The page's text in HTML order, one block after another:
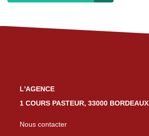
L'AGENCE
1 COURS PASTEUR, 33000 BORDEAUX
Nous contacter